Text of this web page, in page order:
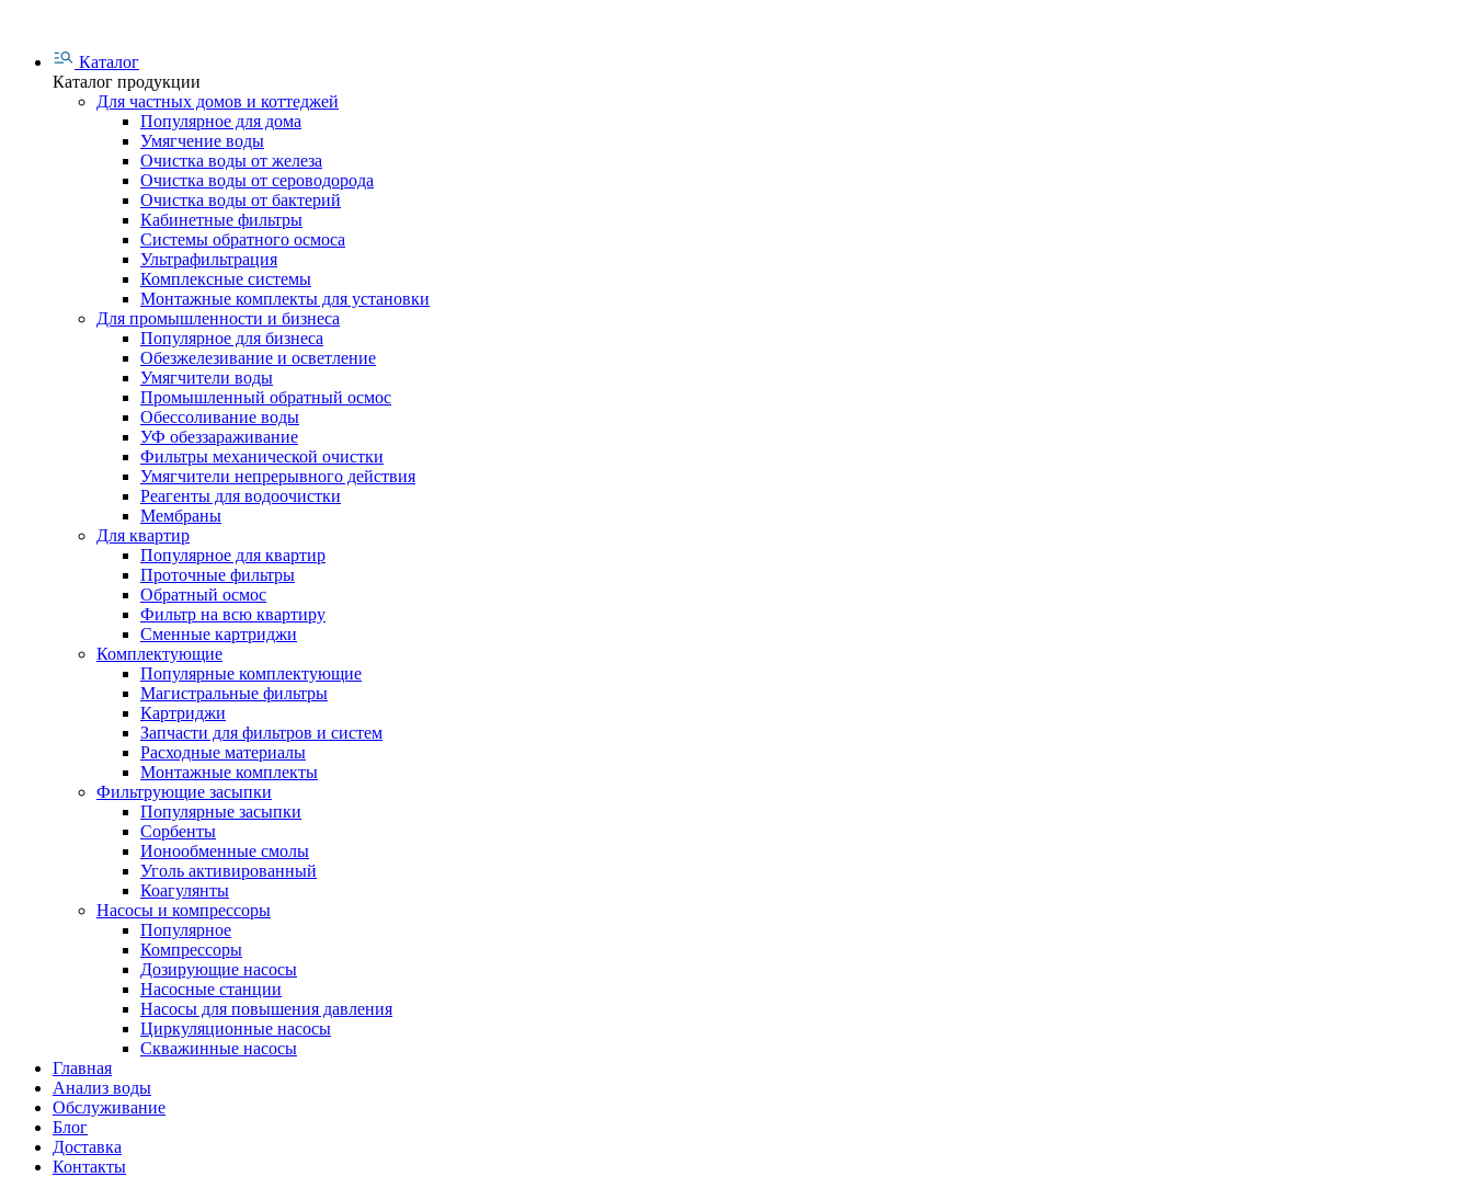
Каталог
Каталог продукции
Для частных домов и коттеджей
Популярное для дома
Умягчение воды
Очистка воды от железа
Очистка воды от сероводорода
Очистка воды от бактерий
Кабинетные фильтры
Системы обратного осмоса
Ультрафильтрация
Комплексные системы
Монтажные комплекты для установки
Для промышленности и бизнеса
Популярное для бизнеса
Обезжелезивание и осветление
Умягчители воды
Промышленный обратный осмос
Обессоливание воды
УФ обеззараживание
Фильтры механической очистки
Умягчители непрерывного действия
Реагенты для водоочистки
Мембраны
Для квартир
Популярное для квартир
Проточные фильтры
Обратный осмос
Фильтр на всю квартиру
Сменные картриджи
Комплектующие
Популярные комплектующие
Магистральные фильтры
Картриджи
Запчасти для фильтров и систем
Расходные материалы
Монтажные комплекты
Фильтрующие засыпки
Популярные засыпки
Сорбенты
Ионообменные смолы
Уголь активированный
Коагулянты
Насосы и компрессоры
Популярное
Компрессоры
Дозирующие насосы
Насосные станции
Насосы для повышения давления
Циркуляционные насосы
Скважинные насосы
Главная
Анализ воды
Обслуживание
Блог
Доставка
Контакты